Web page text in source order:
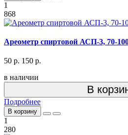
1
868
Ареометр спиртовой АСП-3, 70-
50 р. 150 р.
в наличии
В
Подробнее
В корзину
1
280